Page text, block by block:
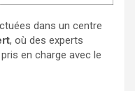
dans un centre
, où des experts
en charge avec le